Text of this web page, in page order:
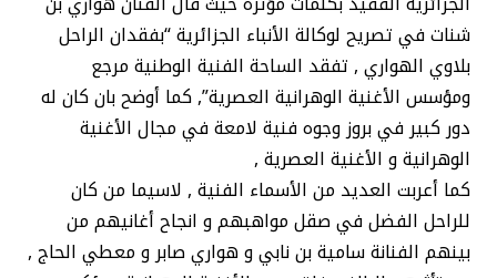
شنات في تصريح لوكالة الأنباء الجزائرية “بفقدان الراحل
بلاوي الهواري , تفقد الساحة الفنية الوطنية مرجع
ومؤسس الأغنية الوهرانية العصرية”, كما أوضح بان كان له
دور كبير في بروز وجوه فنية لامعة في مجال الأغنية
الوهرانية و الأغنية العصرية ,
كما أعربت العديد من الأسماء الفنية , لاسيما من كان
للراحل الفضل في صقل مواهبهم و انجاح أغانيهم من
بينهم الفنانة سامية بن نابي و هواري صابر و معطي الحاج ,